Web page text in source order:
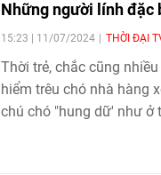
Những người lính
15:23 | 11/07/2024 THỜI ĐẠI
Thời trẻ, chắc cũng
hiểm trêu chó nhà hàng
chú chó "hung dữ' như ở